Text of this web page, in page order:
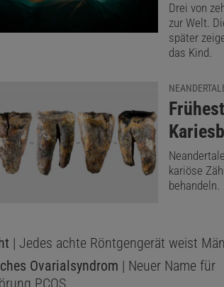
Drei von
zur Welt.
später
das Kind.
:
kariöse
behandeln.
| Jedes achte Röntgengerät weist
Ovarialsyndrom | Neuer Name für
PCOS